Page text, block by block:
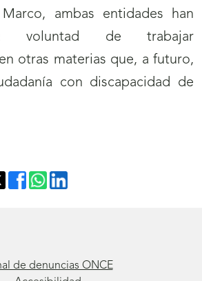
ambas entidades han
voluntad de trabajar
otras materias que, a futuro,
con discapacidad de
de denuncias ONCE